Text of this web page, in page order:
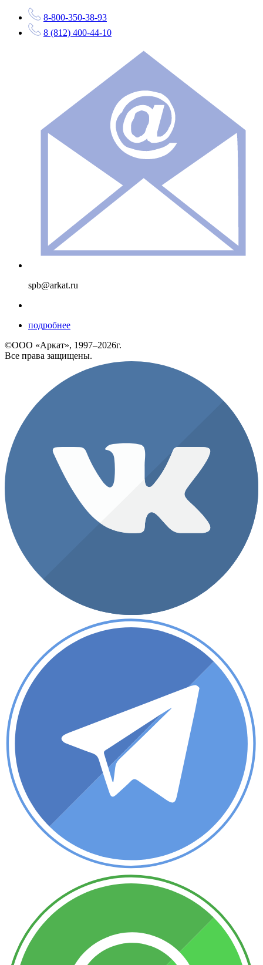
8-800-350-38-93
8 (812) 400-44-10
spb@arkat.ru
подробнее
©ООО «Аркат», 1997–2026г.
Все права защищены.